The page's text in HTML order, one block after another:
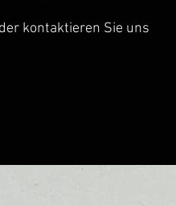
kontaktieren Sie uns